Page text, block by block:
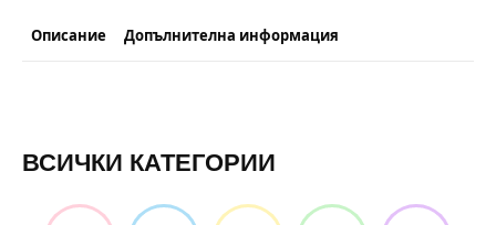
Описание Допълнителна информация
ВСИЧКИ КАТЕГОРИИ